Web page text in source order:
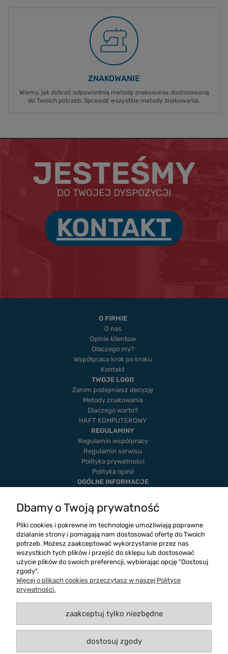
ZNAKOWANIE
Wiemy, jak dobrać odpowiednią metodę znakowania dostosowaną
do Twoich potrzeb. Sprawdź wszystkie metody znakowania.
JESTEŚMY
DO TWOJEJ DYSPOZYCJI
KONTAKT
O FIRMIE
O nas
Opinie klientow
Dlaczego my?
Współpraca krok po kroku
Kontakt
TWOJE LOGO
Zanim podejmiesz decyzję
Metody znakowania
Dlaczego warto?
HAFT KOMPUTEROWY
REGULAMINY
Regulamin współpracy
Regulamin serwisu
Polityka prywatności
Polityka opinii
OGÓLNE INFORMACJE
Twoje zamówienia
Ustawienia konta
Blog
Dbamy o Twoją prywatność
Pliki cookies i pokrewne im technologie umożliwiają poprawne
działanie strony i pomagają nam dostosować ofertę do Twoich
potrzeb. Możesz zaakceptować wykorzystanie przez nas
wszystkich tych plików i przejść do sklepu lub dostosować
użycie plików do swoich preferencji, wybierając opcję "Dostosuj
zgody".
Więcej o plikach cookies przeczytasz w naszej Polityce
prywatności.
zaakceptuj tylko niezbędne
dostosuj zgody